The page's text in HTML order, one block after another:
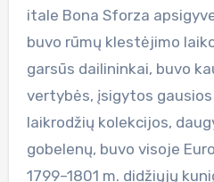
itale Bona Sforza
buvo rūmų klestėjimo
garsūs dailininkai, buvo
vertybės, įsigytos gausios
laikrodžių kolekcijos,
gobelenų, buvo visoje
1799–1801 m. didžiųjų